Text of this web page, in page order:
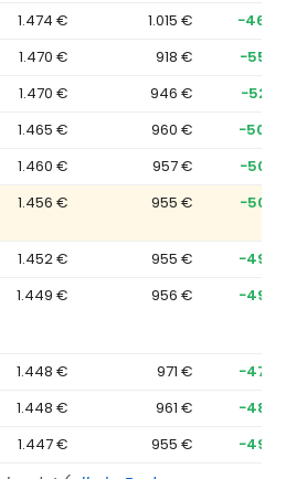
1.474 € 1.015 €
−460
1.470 € 918 €
−552
1.470 € 946 €
−523
1.465 € 960 €
−505
1.460 € 957 €
−503
1.456 € 955 € −502
1.452 € 955 €
−497
1.449 € 956 € −492
1.448 € 971 €
−478
1.448 € 961 €
−487
1.447 € 955 € −492